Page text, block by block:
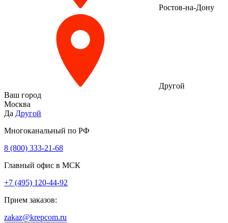
Ростов-на-Дону
Другой
Ваш город
Москва
Да Другой
Многоканальный по РФ
8 (800) 333‑21-68
Главный офис в МСК
+7 (495) 120-44-92
Прием заказов:
zakaz@krepcom.ru